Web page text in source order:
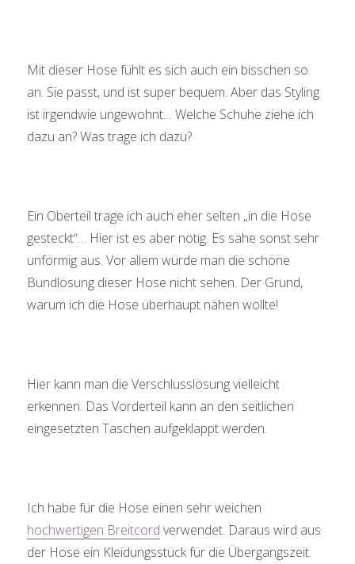
Mit dieser Hose fühlt es sich auch ein bisschen so
an. Sie passt, und ist super bequem. Aber das Styling
ist irgendwie ungewohnt… Welche Schuhe ziehe ich
dazu an? Was trage ich dazu?
Ein Oberteil trage ich auch eher selten „in die Hose
gesteckt“… Hier ist es aber nötig. Es sähe sonst sehr
unförmig aus. Vor allem würde man die schöne
Bundlösung dieser Hose nicht sehen. Der Grund,
warum ich die Hose überhaupt nähen wollte!
Hier kann man die Verschlusslösung vielleicht
erkennen. Das Vorderteil kann an den seitlichen
eingesetzten Taschen aufgeklappt werden.
Ich habe für die Hose einen sehr weichen
hochwertigen Breitcord verwendet. Daraus wird aus
der Hose ein Kleidungsstück für die Übergangszeit.